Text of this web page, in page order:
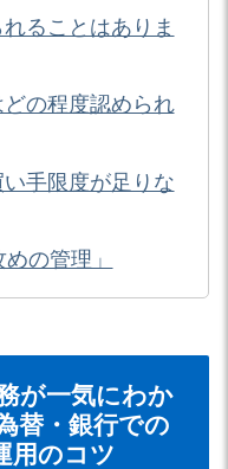
ることはありま
の程度認められ
手限度が足りな
の管理」
が一気にわか
替・銀行での
用のコツ